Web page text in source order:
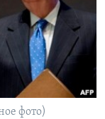
фото)